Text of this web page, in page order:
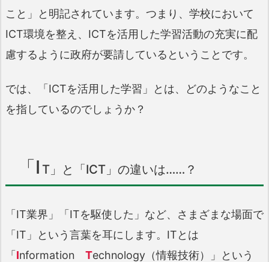
こと」と明記されています。つまり、学校において
ICT環境を整え、ICTを活用した学習活動の充実に配
慮するように政府が要請しているということです。
では、「ICTを活用した学習」とは、どのようなこと
を指しているのでしょうか？
「I T」と「ICT」の違いは……？
「IT業界」「ITを駆使した」など、さまざまな場面で
「IT」という言葉を耳にします。ITとは
「Information Technology（情報技術）」という